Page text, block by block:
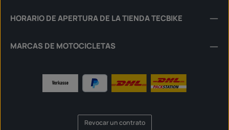
HORARIO DE APERTURA DE LA TIENDA TECBIKE
MARCAS DE MOTOCICLETAS
Revocar un contrato